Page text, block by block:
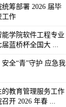
筹部署 2026 届毕
工作
学院软件工程专业
蓝桥杯全国大 ...
全“青”守护 应急我
教育管理服务工作
开 2026 年春 ...